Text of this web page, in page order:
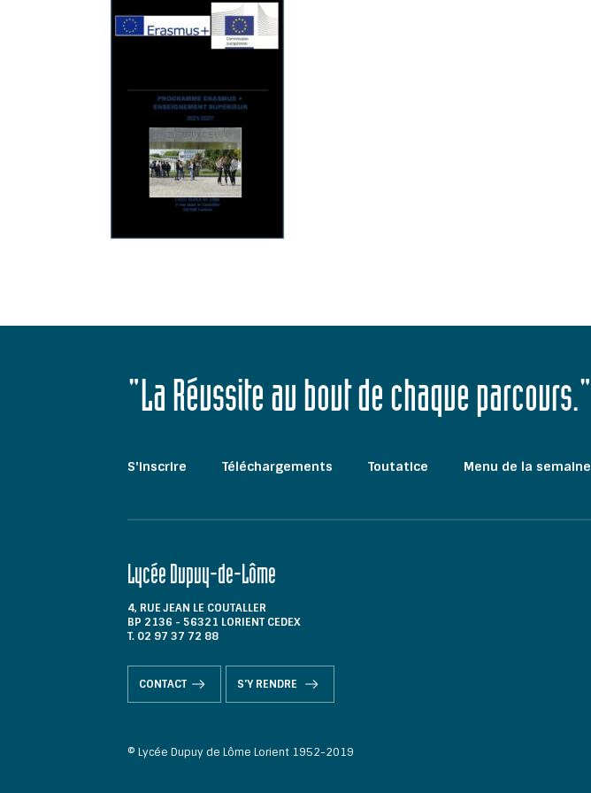
"La Réussite au bout de chaque parcours."
S'inscrire Téléchargements Toutatice Menu de la semaine
Lycée Dupuy-de-Lôme
4, RUE JEAN LE COUTALLER
BP 2136 - 56321 LORIENT CEDEX
T. 02 97 37 72 88
CONTACT S'Y RENDRE
© Lycée Dupuy de Lôme Lorient 1952-2019